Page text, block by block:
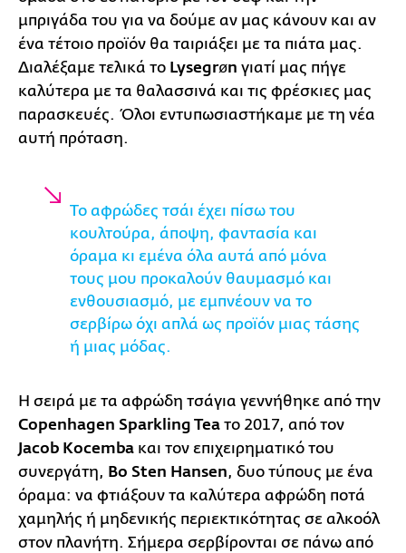
μπριγάδα του για να δούμε αν μας κάνουν και αν
ένα τέτοιο προϊόν θα ταιριάξει με τα πιάτα μας.
Διαλέξαμε τελικά το Lysegrøn γιατί μας πήγε
καλύτερα με τα θαλασσινά και τις φρέσκιες μας
παρασκευές. Όλοι εντυπωσιαστήκαμε με τη νέα
αυτή πρόταση.
Το αφρώδες τσάι έχει πίσω του
κουλτούρα, άποψη, φαντασία και
όραμα κι εμένα όλα αυτά από μόνα
τους μου προκαλούν θαυμασμό και
ενθουσιασμό, με εμπνέουν να το
σερβίρω όχι απλά ως προϊόν μιας τάσης
ή μιας μόδας.
Η σειρά με τα αφρώδη τσάγια γεννήθηκε από την
Copenhagen Sparkling Tea το 2017, από τον
Jacob Kocemba και τον επιχειρηματικό του
συνεργάτη, Bo Sten Hansen, δυο τύπους με ένα
όραμα: να φτιάξουν τα καλύτερα αφρώδη ποτά
χαμηλής ή μηδενικής περιεκτικότητας σε αλκοόλ
στον πλανήτη. Σήμερα σερβίρονται σε πάνω από